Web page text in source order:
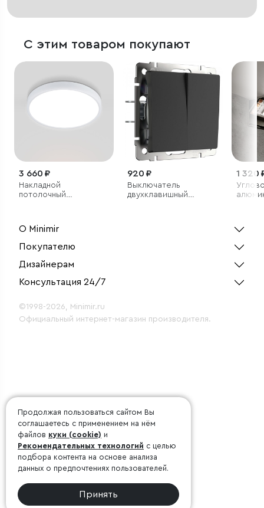
С этим товаром покупают
3 660 ₽
Накладной
потолочный
920 ₽
Выключатель
двухклавишный
1 320
О Minimir
Покупателю
Дизайнерам
Консультация 24/7
©1998-2026, Minimir.ru
Официальный интернет-магазин производителя.
Продолжая пользоваться сайтом Вы
соглашаетесь с применением на нём
файлов куки (cookie) и
Рекомендательных технологий с целью
подбора контента на основе анализа
данных о предпочтениях пользователей.
Принять